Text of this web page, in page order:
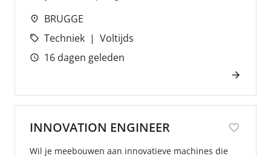
BRUGGE
Techniek
Voltijds
16 dagen geleden
INNOVATION ENGINEER
Wil je meebouwen aan innovatieve machines die